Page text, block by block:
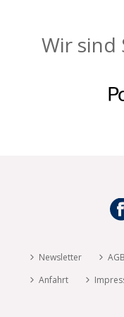
Wir sind
Newsletter AGB
Anfahrt